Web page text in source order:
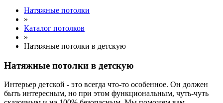
Натяжные потолки
»
Каталог потолков
»
Натяжные потолки в детскую
Натяжные потолки в детскую
Интерьер детской - это всегда что-то особенное. Он должен
быть интересным, но при этом функциональным, чуть-чуть